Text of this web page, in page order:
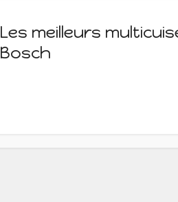
Les meilleurs
Bosch